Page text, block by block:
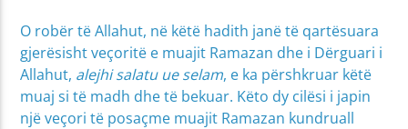
O robër të Allahut, në këtë hadith janë të qartësuara
gjerësisht veçoritë e muajit Ramazan dhe i Dërguari i
Allahut, alejhi salatu ue selam, e ka përshkruar këtë
muaj si të madh dhe të bekuar. Këto dy cilësi i japin
një veçori të posaçme muajit Ramazan kundruall